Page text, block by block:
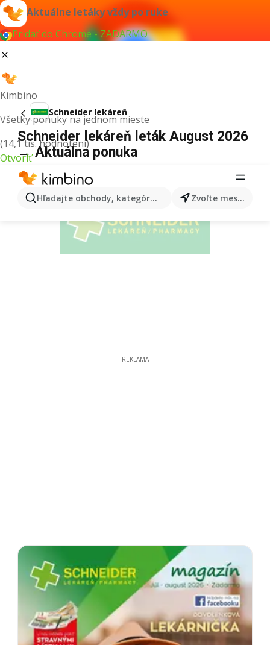
Aktuálne letáky vždy po ruke
Pridať do Chrome - ZADARMO
Kimbino
Všetky ponuky na jednom mieste
(14,1 tis. hodnotení)
Otvoriť
Hľadajte obchody, kategórie, produkty... Zvoľte mesto
Schneider lekáreň
Schneider lekáreň leták August 2026
→ Aktuálna ponuka
REKLAMA